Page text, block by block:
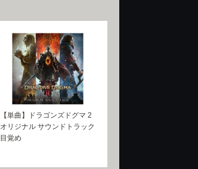
【単曲】ドラゴンズドグマ 2
オリジナル サウンドトラック
目覚め